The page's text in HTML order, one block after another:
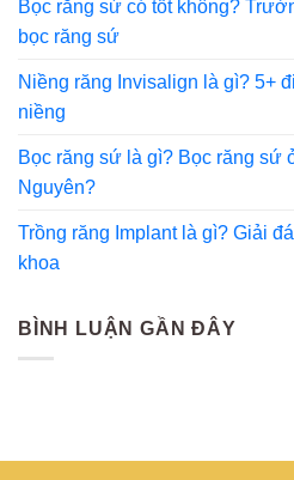
Bọc răng sứ có tốt không?
bọc răng sứ
Niềng răng Invisalign là gì? 5+
niềng
Bọc răng sứ là gì? Bọc răng sứ
Nguyên?
Trồng răng Implant là gì? Giải
khoa
BÌNH LUẬN GẦN ĐÂY